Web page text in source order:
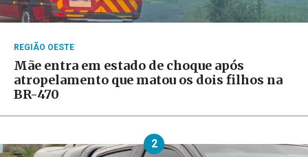
REGIÃO OESTE
Mãe entra em estado de choque após
atropelamento que matou os dois filhos na
BR-470
2